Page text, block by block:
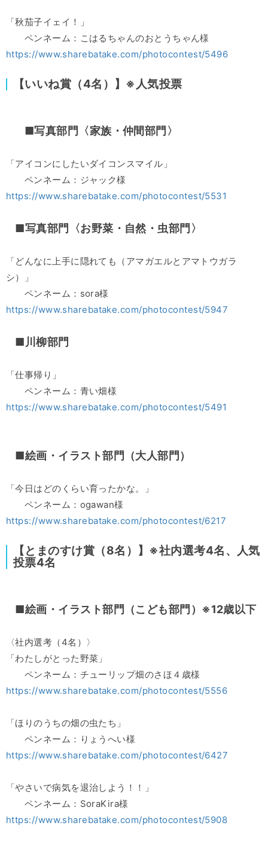
「秋茄子イェイ！」
ペンネーム：こはるちゃんのおとうちゃん様
https://www.sharebatake.com/photocontest/5496
【いいね賞（4名）】※人気投票
■写真部門〈家族・仲間部門〉
「アイコンにしたいダイコンスマイル」
ペンネーム：ジャック様
https://www.sharebatake.com/photocontest/5531
■写真部門〈お野菜・自然・虫部門〉
「どんなに上手に隠れても（アマガエルとアマトウガラ
シ）」
ペンネーム：sora様
https://www.sharebatake.com/photocontest/5947
■川柳部門
「仕事帰り」
ペンネーム：青い畑様
https://www.sharebatake.com/photocontest/5491
■絵画・イラスト部門（大人部門）
「今日はどのくらい育ったかな。」
ペンネーム：ogawan様
https://www.sharebatake.com/photocontest/6217
【とまのすけ賞（8名）】※社内選考4名、人気
投票4名
■絵画・イラスト部門（こども部門）※12歳以下
〈社内選考（4名）〉
「わたしがとった野菜」
ペンネーム：チューリップ畑のさほ４歳様
https://www.sharebatake.com/photocontest/5556
「ほりのうちの畑の虫たち」
ペンネーム：りょうへい様
https://www.sharebatake.com/photocontest/6427
「やさいで病気を退治しよう！！」
ペンネーム：SoraKira様
https://www.sharebatake.com/photocontest/5908